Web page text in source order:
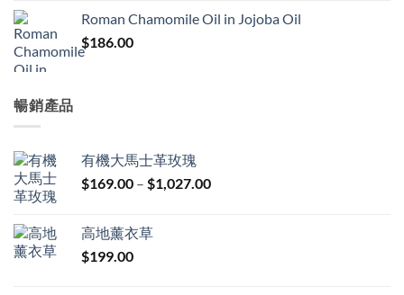
Roman Chamomile Oil in Jojoba Oil
$186.00
暢銷產品
有機大馬士革玫瑰
$169.00 – $1,027.00價
高地薰衣草
$199.00